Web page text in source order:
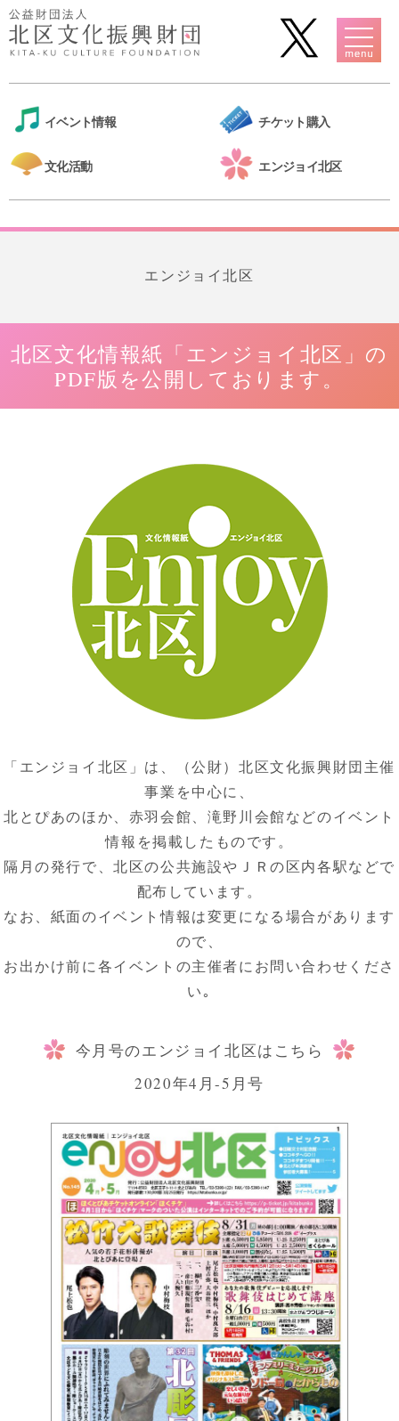
イベント情報 チケット購入
文化活動 エンジョイ北区
エンジョイ北区
北区文化情報紙「エンジョイ北区」の
PDF版を公開しております。
「エンジョイ北区」は、（公財）北区文化振興財団主催
事業を中心に、
北とぴあのほか、赤羽会館、滝野川会館などのイベント
情報を掲載したものです。
隔月の発行で、北区の公共施設やＪＲの区内各駅などで
配布しています。
なお、紙面のイベント情報は変更になる場合があります
ので、
お出かけ前に各イベントの主催者にお問い合わせくださ
い｡
今月号のエンジョイ北区はこちら
2020年4月-5月号